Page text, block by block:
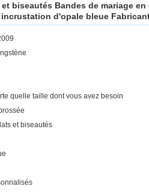
biseautés Bandes de mariage en
d'opale bleue
quelle taille dont vous avez besoin
et biseautés